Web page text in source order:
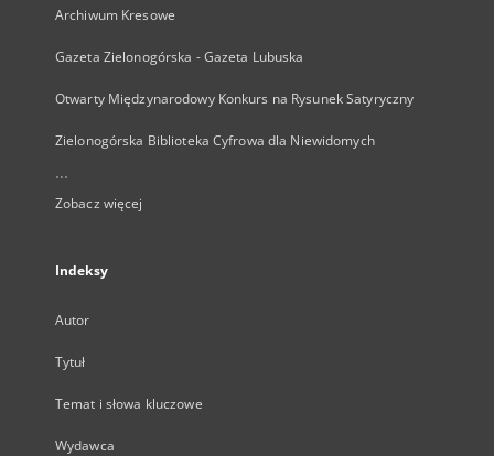
Archiwum Kresowe
Gazeta Zielonogórska - Gazeta Lubuska
Otwarty Międzynarodowy Konkurs na Rysunek Satyryczny
Zielonogórska Biblioteka Cyfrowa dla Niewidomych
...
Zobacz więcej
Indeksy
Autor
Tytuł
Temat i słowa kluczowe
Wydawca